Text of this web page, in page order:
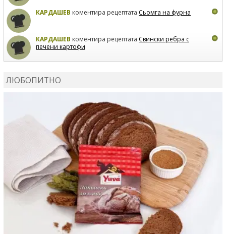
КАРДАШЕВ коментира рецептата Сьомга на фурна
КАРДАШЕВ коментира рецептата Свински ребра с
печени картофи
ЛЮБОПИТНО